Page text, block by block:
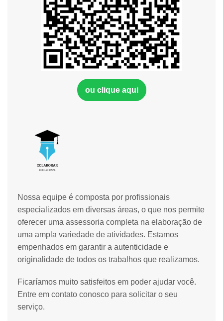
Nossa equipe é composta por profissionais
especializados em diversas áreas, o que nos permite
oferecer uma assessoria completa na elaboração de
uma ampla variedade de atividades. Estamos
empenhados em garantir a autenticidade e
originalidade de todos os trabalhos que realizamos.
Ficaríamos muito satisfeitos em poder ajudar você.
Entre em contato conosco para solicitar o seu
serviço.
ou clique aqui